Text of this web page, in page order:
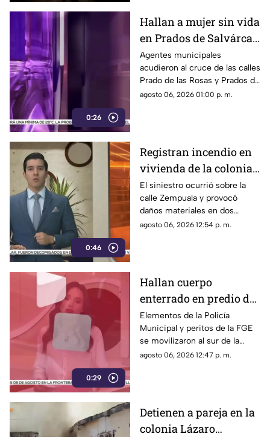
0:26
Hallan a mujer sin vida
en Prados de Salvárcar;
cuerpo no presentaba
huellas de violencia
Agentes municipales
acudieron al cruce de las calles
Prado de las Rosas y Prados de
Azucenas tras el reporte del
agosto 06, 2026 01:00 p. m.
0:46
Registran incendio en
vivienda de la colonia
Fronteriza; bomberos
controlan las llamas
El siniestro ocurrió sobre la
calle Zempuala y provocó
daños materiales en dos
habitaciones; Protección Civil
agosto 06, 2026 12:54 p. m.
0:29
Hallan cuerpo
enterrado en predio de
la colonia División del
Norte en Chihuahua
Elementos de la Policía
Municipal y peritos de la FGE
se movilizaron al sur de la
capital tras el descubrimiento
agosto 06, 2026 12:47 p. m.
Detienen a pareja en la
colonia Lázaro